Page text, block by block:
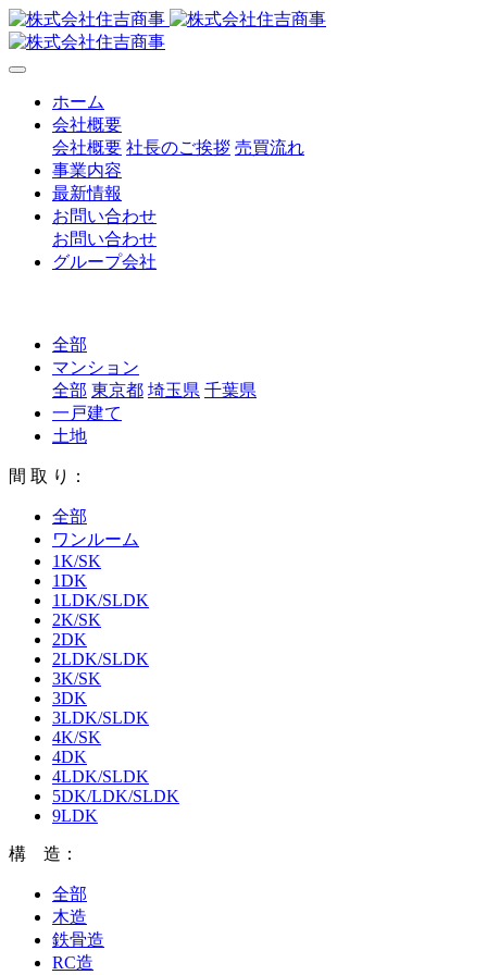
ホーム
会社概要
会社概要 社長のご挨拶 売買流れ
事業内容
最新情報
お問い合わせ
お問い合わせ
グループ会社
全部
マンション
全部 東京都 埼玉県 千葉県
一戸建て
土地
間 取 り：
全部
ワンルーム
1K/SK
1DK
1LDK/SLDK
2K/SK
2DK
2LDK/SLDK
3K/SK
3DK
3LDK/SLDK
4K/SK
4DK
4LDK/SLDK
5DK/LDK/SLDK
9LDK
構 造：
全部
木造
鉄骨造
RC造